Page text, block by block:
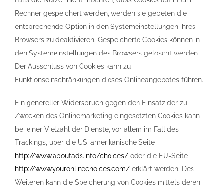
Rechner gespeichert werden, werden sie gebeten die
entsprechende Option in den Systemeinstellungen ihres
Browsers zu deaktivieren. Gespeicherte Cookies können in
den Systemeinstellungen des Browsers gelöscht werden.
Der Ausschluss von Cookies kann zu
Funktionseinschränkungen dieses Onlineangebotes führen.
Ein genereller Widerspruch gegen den Einsatz der zu
Zwecken des Onlinemarketing eingesetzten Cookies kann
bei einer Vielzahl der Dienste, vor allem im Fall des
Trackings, über die US-amerikanische Seite
http://www.aboutads.info/choices/ oder die EU-Seite
http://www.youronlinechoices.com/ erklärt werden. Des
Weiteren kann die Speicherung von Cookies mittels deren